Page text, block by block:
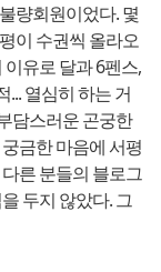
량회원이었다. 몇
이 수권씩 올라오
유로 달과 6펜스,
... 열심히 하는 거
담스러운 곤궁한
금한 마음에 서평
른 분들의 블로그
두지 않았다. 그